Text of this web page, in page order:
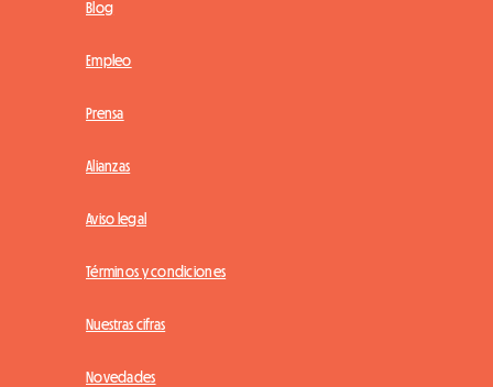
Blog
Empleo
Prensa
Alianzas
Aviso legal
Términos y condiciones
Nuestras cifras
Novedades